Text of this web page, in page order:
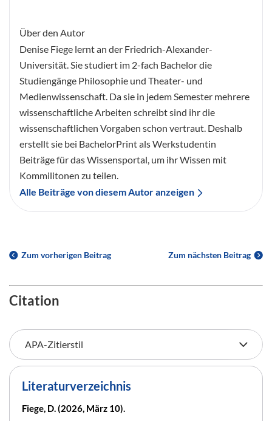
Über den Autor
Denise Fiege lernt an der Friedrich-Alexander-
Universität. Sie studiert im 2-fach Bachelor die
Studiengänge Philosophie und Theater- und
Medienwissenschaft. Da sie in jedem Semester mehrere
wissenschaftliche Arbeiten schreibt sind ihr die
wissenschaftlichen Vorgaben schon vertraut. Deshalb
erstellt sie bei BachelorPrint als Werkstudentin
Beiträge für das Wissensportal, um ihr Wissen mit
Kommilitonen zu teilen.
Alle Beiträge von diesem Autor anzeigen
Zum vorherigen Beitrag Zum nächsten Beitrag
Citation
Literaturverzeichnis
Fiege, D. (2026, März 10).